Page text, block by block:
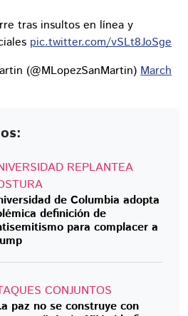
tras insultos en línea y
pic.twitter.com/vSLt8JoSge
(@MLopezSanMartin) March
REPLANTEA
de Columbia adopta
definición de
para complacer a
CONJUNTOS
paz no se construye con